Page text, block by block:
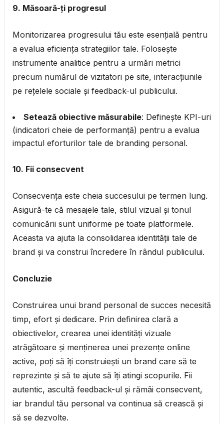
9. Măsoară-ți progresul
Monitorizarea progresului tău este esențială pentru
a evalua eficiența strategiilor tale. Folosește
instrumente analitice pentru a urmări metrici
precum numărul de vizitatori pe site, interacțiunile
pe rețelele sociale și feedback-ul publicului.
Setează obiective măsurabile: Definește KPI-uri
(indicatori cheie de performanță) pentru a evalua
impactul eforturilor tale de branding personal.
10. Fii consecvent
Consecvența este cheia succesului pe termen lung.
Asigură-te că mesajele tale, stilul vizual și tonul
comunicării sunt uniforme pe toate platformele.
Aceasta va ajuta la consolidarea identității tale de
brand și va construi încredere în rândul publicului.
Concluzie
Construirea unui brand personal de succes necesită
timp, efort și dedicare. Prin definirea clară a
obiectivelor, crearea unei identități vizuale
atrăgătoare și menținerea unei prezențe online
active, poți să îți construiești un brand care să te
reprezinte și să te ajute să îți atingi scopurile. Fii
autentic, ascultă feedback-ul și rămâi consecvent,
iar brandul tău personal va continua să crească și
să se dezvolte.